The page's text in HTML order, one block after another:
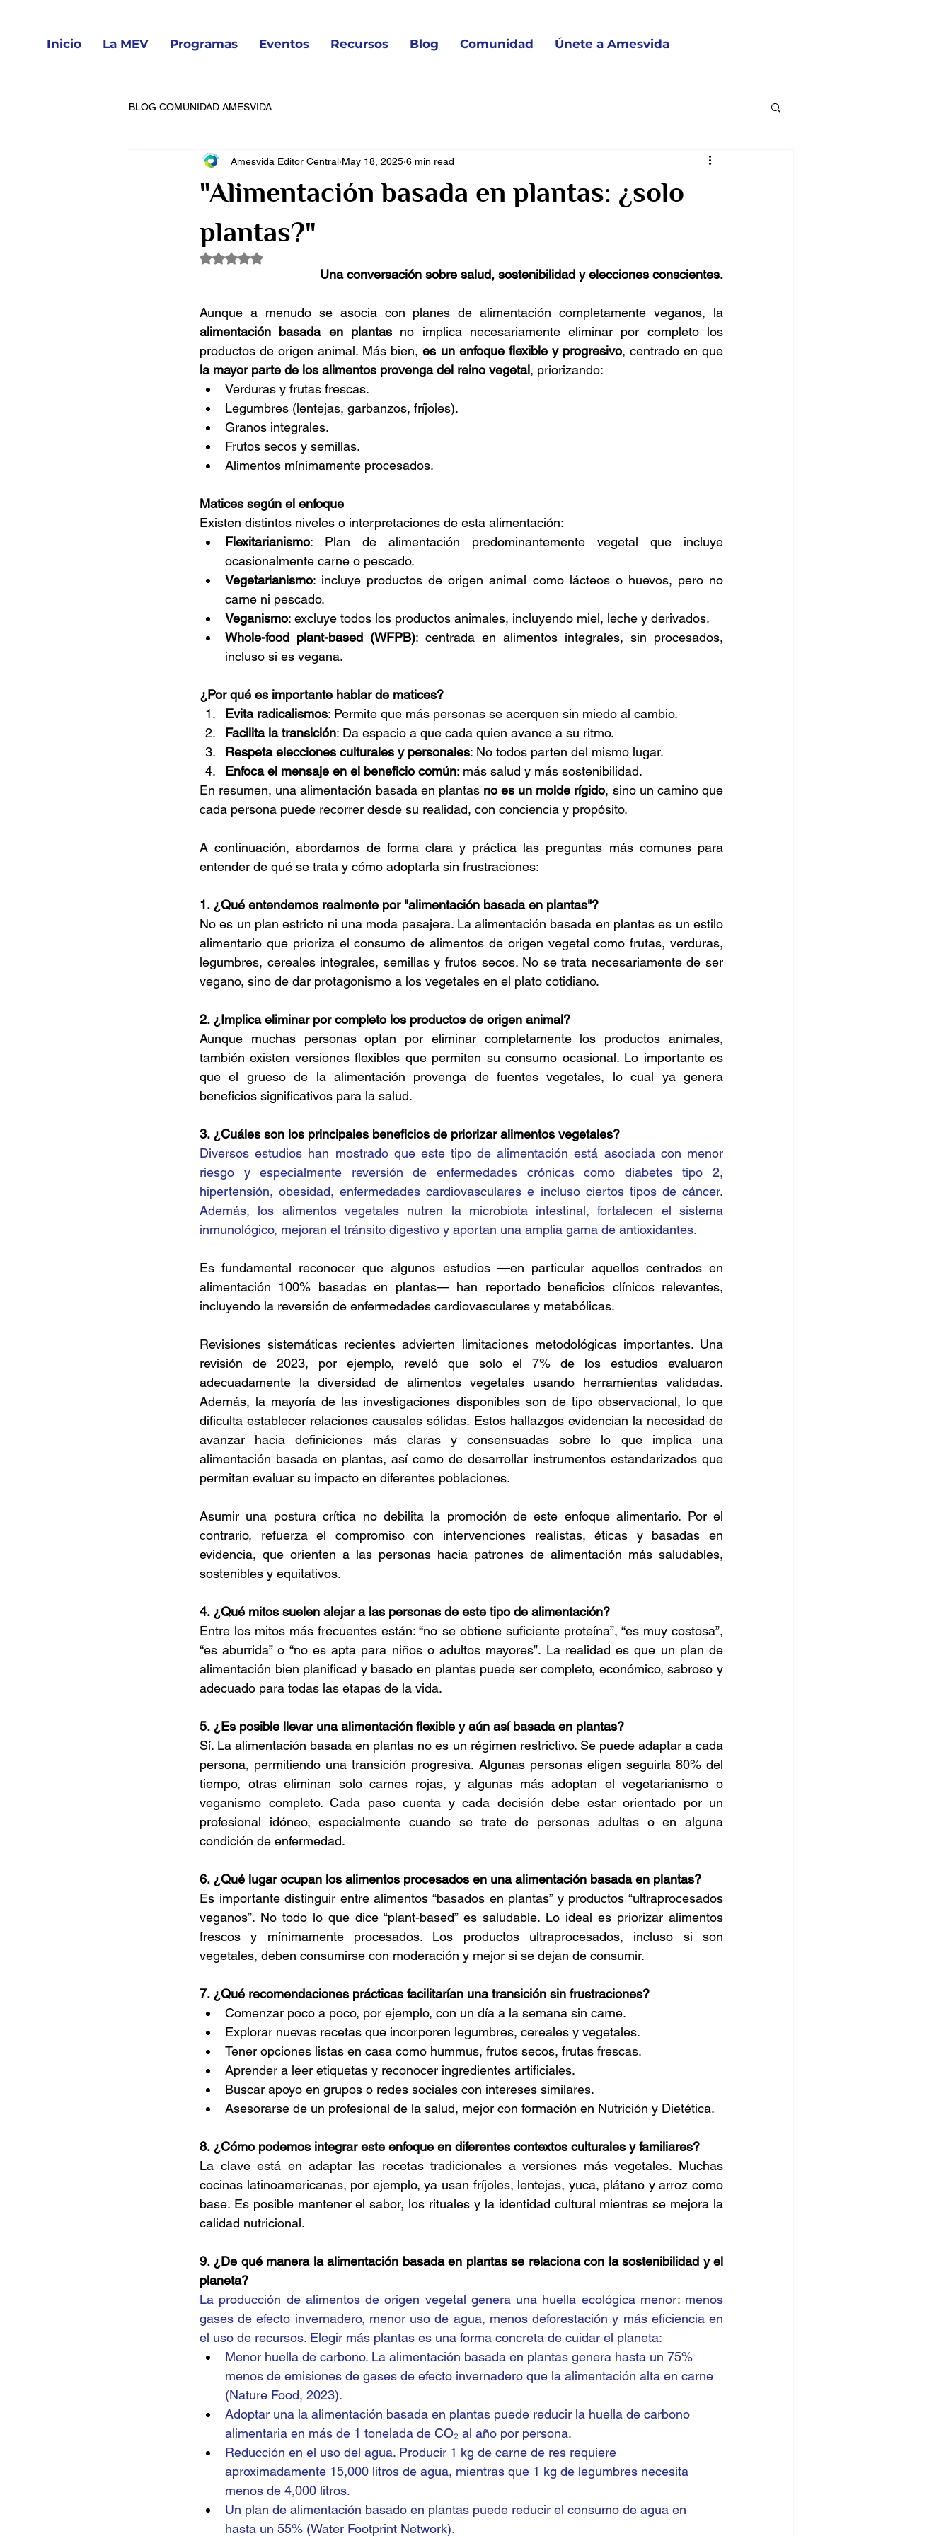
Inicio La MEV Programas Eventos Recursos Blog Comunidad Únete a Amesvida
BLOG COMUNIDAD AMESVIDA
"Alimentación basada en plantas: ¿solo
plantas?"
Amesvida Editor Central May 18, 2025 6 min read
Rated NaN out of 5 stars.
Una conversación sobre salud, sostenibilidad y elecciones conscientes.
alimentación basada en plantas no implica necesariamente eliminar por completo los
productos de origen animal. Más bien, es un enfoque flexible y progresivo
la mayor parte de los alimentos provenga del reino vegetal, priorizando:
Verduras y frutas frescas.
Legumbres (lentejas, garbanzos, fríjoles).
Granos integrales.
Frutos secos y semillas.
Alimentos mínimamente procesados.
Matices según el enfoque
Existen distintos niveles o interpretaciones de esta alimentación:
Flexitarianismo: Plan de alimentación predominantemente vegetal que incluye
ocasionalmente carne o pescado.
Vegetarianismo: incluye productos de origen animal como lácteos o huevos, pero no
carne ni pescado.
Veganismo: excluye todos los productos animales, incluyendo miel, leche y derivados.
Whole-food plant-based (WFPB): centrada en alimentos integrales, sin procesados,
incluso si es vegana.
¿Por qué es importante hablar de matices?
Evita radicalismos: Permite que más personas se acerquen sin miedo al cambio.
Facilita la transición: Da espacio a que cada quien avance a su ritmo.
Respeta elecciones culturales y personales: No todos parten del mismo lugar.
Enfoca el mensaje en el beneficio común: más salud y más sostenibilidad.
En resumen, una alimentación basada en plantas no es un molde rígido, sino un camino que
cada persona puede recorrer desde su realidad, con conciencia y propósito.
A continuación, abordamos de forma clara y práctica las preguntas más comunes para
entender de qué se trata y cómo adoptarla sin frustraciones:
1. ¿Qué entendemos realmente por "alimentación basada en plantas"?
No es un plan estricto ni una moda pasajera. La alimentación basada en plantas es un estilo
alimentario que prioriza el consumo de alimentos de origen vegetal como frutas, verduras,
legumbres, cereales integrales, semillas y frutos secos. No se trata necesariamente de ser
vegano, sino de dar protagonismo a los vegetales en el plato cotidiano.
2. ¿Implica eliminar por completo los productos de origen animal?
Aunque muchas personas optan por eliminar completamente los productos animales,
también existen versiones flexibles que permiten su consumo ocasional. Lo importante es
que el grueso de la alimentación provenga de fuentes vegetales, lo cual ya genera
beneficios significativos para la salud.
3. ¿Cuáles son los principales beneficios de priorizar alimentos vegetales?
Diversos estudios han mostrado que este tipo de alimentación está asociada con menor
riesgo y especialmente reversión de enfermedades crónicas como diabetes tipo 2,
hipertensión, obesidad, enfermedades cardiovasculares e incluso ciertos tipos de cáncer.
Además, los alimentos vegetales nutren la microbiota intestinal, fortalecen el sistema
inmunológico, mejoran el tránsito digestivo y aportan una amplia gama de antioxidantes.
Es fundamental reconocer que algunos estudios —en particular aquellos centrados en
alimentación 100% basadas en plantas— han reportado beneficios clínicos relevantes,
incluyendo la reversión de enfermedades cardiovasculares y metabólicas.
Revisiones sistemáticas recientes advierten limitaciones metodológicas importantes. Una
revisión de 2023, por ejemplo, reveló que solo el 7% de los estudios evaluaron
adecuadamente la diversidad de alimentos vegetales usando herramientas validadas.
Además, la mayoría de las investigaciones disponibles son de tipo observacional, lo que
dificulta establecer relaciones causales sólidas. Estos hallazgos evidencian la necesidad de
avanzar hacia definiciones más claras y consensuadas sobre lo que implica una
alimentación basada en plantas, así como de desarrollar instrumentos estandarizados que
permitan evaluar su impacto en diferentes poblaciones.
Asumir una postura crítica no debilita la promoción de este enfoque alimentario. Por el
contrario, refuerza el compromiso con intervenciones realistas, éticas y basadas en
evidencia, que orienten a las personas hacia patrones de alimentación más saludables,
sostenibles y equitativos.
4. ¿Qué mitos suelen alejar a las personas de este tipo de alimentación?
Entre los mitos más frecuentes están: “no se obtiene suficiente proteína”, “es muy costosa”,
“es aburrida” o “no es apta para niños o adultos mayores”. La realidad es que un plan de
alimentación bien planificad y basado en plantas puede ser completo, económico, sabroso y
adecuado para todas las etapas de la vida.
5. ¿Es posible llevar una alimentación flexible y aún así basada en plantas?
Sí. La alimentación basada en plantas no es un régimen restrictivo. Se puede adaptar a cada
persona, permitiendo una transición progresiva. Algunas personas eligen seguirla 80% del
tiempo, otras eliminan solo carnes rojas, y algunas más adoptan el vegetarianismo o
veganismo completo. Cada paso cuenta y cada decisión debe estar orientado por un
profesional idóneo, especialmente cuando se trate de personas adultas o en alguna
condición de enfermedad.
6. ¿Qué lugar ocupan los alimentos procesados en una alimentación basada en plantas?
Es importante distinguir entre alimentos “basados en plantas” y productos “ultraprocesados
veganos”. No todo lo que dice “plant-based” es saludable. Lo ideal es priorizar alimentos
frescos y mínimamente procesados. Los productos ultraprocesados, incluso si son
vegetales, deben consumirse con moderación y mejor si se dejan de consumir.
7. ¿Qué recomendaciones prácticas facilitarían una transición sin frustraciones?
Comenzar poco a poco, por ejemplo, con un día a la semana sin carne.
Explorar nuevas recetas que incorporen legumbres, cereales y vegetales.
Tener opciones listas en casa como hummus, frutos secos, frutas frescas.
Aprender a leer etiquetas y reconocer ingredientes artificiales.
Buscar apoyo en grupos o redes sociales con intereses similares.
Asesorarse de un profesional de la salud, mejor con formación en Nutrición y Dietética.
8. ¿Cómo podemos integrar este enfoque en diferentes contextos culturales y familiares?
La clave está en adaptar las recetas tradicionales a versiones más vegetales. Muchas
cocinas latinoamericanas, por ejemplo, ya usan fríjoles, lentejas, yuca, plátano y arroz como
base. Es posible mantener el sabor, los rituales y la identidad cultural mientras se mejora la
calidad nutricional.
9. ¿De qué manera la alimentación basada en plantas se relaciona con la sostenibilidad y el
planeta?
La producción de alimentos de origen vegetal genera una huella ecológica menor: menos
gases de efecto invernadero, menor uso de agua, menos deforestación y más eficiencia en
el uso de recursos. Elegir más plantas es una forma concreta de cuidar el planeta:
Menor huella de carbono. La alimentación basada en plantas genera hasta un 75%
menos de emisiones de gases de efecto invernadero que la alimentación alta en carne
(Nature Food, 2023).
Adoptar una la alimentación basada en plantas puede reducir la huella de carbono
alimentaria en más de 1 tonelada de CO₂ al año por persona.
Reducción en el uso del agua. Producir 1 kg de carne de res requiere
aproximadamente 15,000 litros de agua, mientras que 1 kg de legumbres necesita
menos de 4,000 litros.
Un plan de alimentación basado en plantas puede reducir el consumo de agua en
hasta un 55% (Water Footprint Network).